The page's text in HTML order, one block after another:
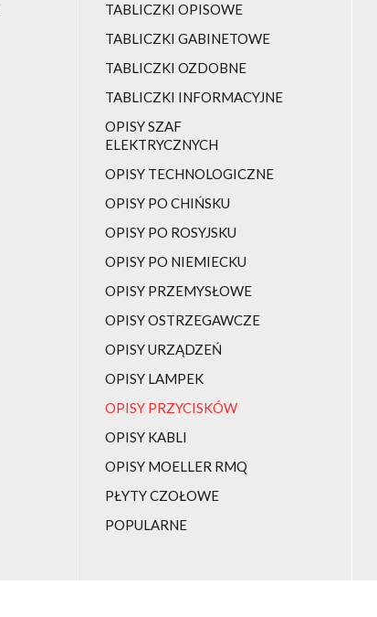
TABLICZKI OPISOWE
TABLICZKI GABINETOWE
TABLICZKI OZDOBNE
TABLICZKI INFORMACYJNE
OPISY SZAF
ELEKTRYCZNYCH
OPISY TECHNOLOGICZNE
OPISY PO CHIŃSKU
OPISY PO ROSYJSKU
OPISY PO NIEMIECKU
OPISY PRZEMYSŁOWE
OPISY OSTRZEGAWCZE
OPISY URZĄDZEŃ
OPISY LAMPEK
OPISY PRZYCISKÓW
OPISY KABLI
OPISY MOELLER RMQ
PŁYTY CZOŁOWE
POPULARNE